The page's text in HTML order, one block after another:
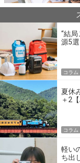
“結
源5
コラム
夏休
＋2
コラム
軽い
ち出